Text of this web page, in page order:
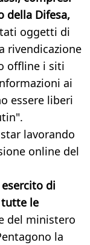
della Difesa,
oggetti di
rivendicazione
offline i siti
ai
essere liberi
lavorando
online del
di
tutte le
del ministero
la